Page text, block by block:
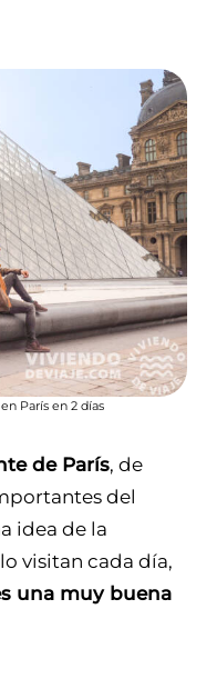
París en 2 días
de París, de
del
idea de la
visitan cada día,
una muy buena